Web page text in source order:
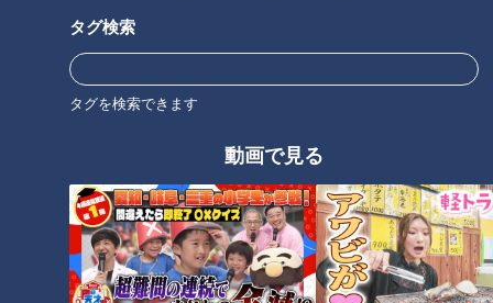
タグ検索
タグを検索できます
動画で見る
チャント！
芸能界イチの“コストコマニ
イチボ・マキ・はとちまき…